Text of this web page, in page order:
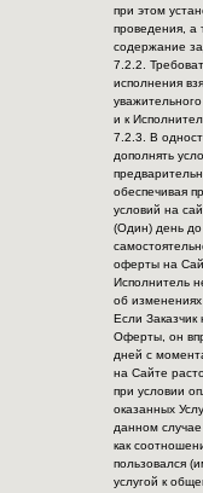
при этом
проведения, а
содержание
7.2.2.
исполнения
и к
7.2.3. В
дополнять
обеспечивая
условий на
(Один) день до
оферты на
Исполнитель
об
Если Заказчик
Оферты, он
дней с
на Сайте
при условии
оказанных
данном
как
пользовался
услугой к